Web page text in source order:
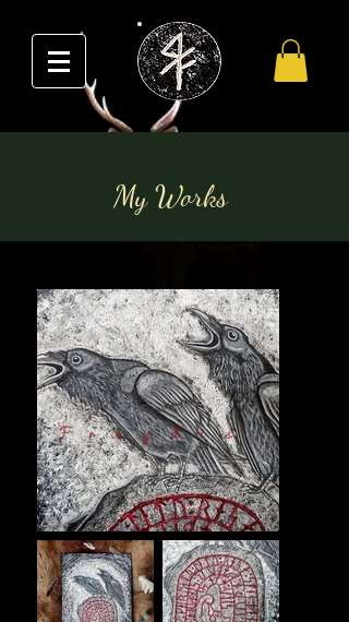
My Works